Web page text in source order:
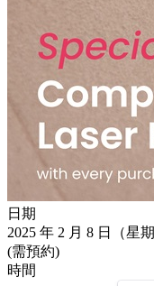
日期
2025 年 2 月 8 日（星
(需預約)
時間